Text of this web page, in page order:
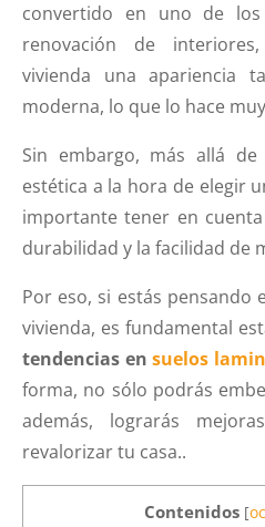
convertido en uno de
renovación de
vivienda una apariencia
moderna, lo que lo hace
Sin embargo, más allá
estética a la hora de elegir
importante tener en
durabilidad y la facilidad de
Por eso, si estás pensando
vivienda, es fundamental
tendencias ensuelos
forma, no sólo podrás
además, lograrás
revalorizar tu casa..
Contenidos [